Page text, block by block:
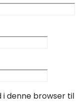
i denne browser til